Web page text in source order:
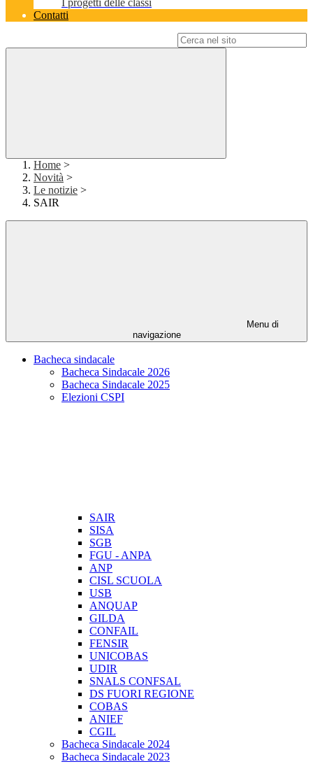
I progetti delle classi
Contatti
Home >
Novità >
Le notizie >
SAIR
Menu di
navigazione
Bacheca sindacale
Bacheca Sindacale 2026
Bacheca Sindacale 2025
Elezioni CSPI
SAIR
SISA
SGB
FGU - ANPA
ANP
CISL SCUOLA
USB
ANQUAP
GILDA
CONFAIL
FENSIR
UNICOBAS
UDIR
SNALS CONFSAL
DS FUORI REGIONE
COBAS
ANIEF
CGIL
Bacheca Sindacale 2024
Bacheca Sindacale 2023